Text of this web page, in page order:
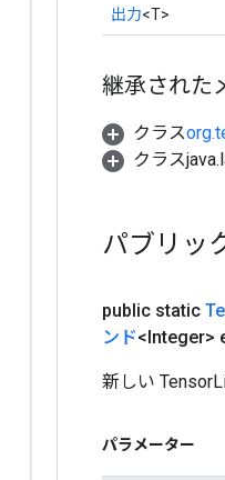
出力<T>
継承された
クラス
クラス
パブリッ
public static
ンド<Integer>
新しい
パラメーター